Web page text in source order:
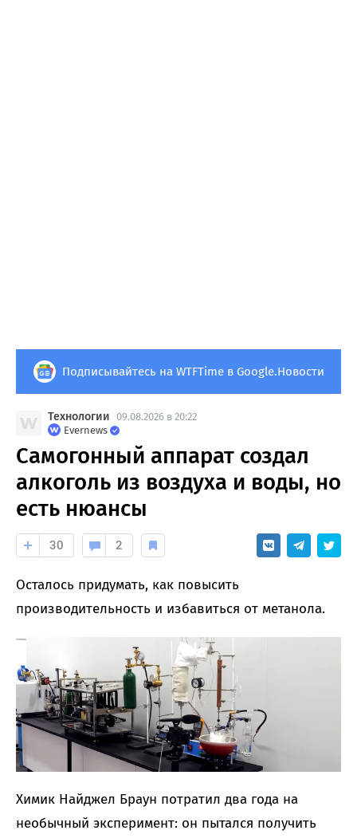
Подписывайтесь на WTFTime в Google.Новости
Технологии 09.08.2026 в 20:22
Evernews
Самогонный аппарат создал
алкоголь из воздуха и воды, но
есть нюансы
30 2
Осталось придумать, как повысить
производительность и избавиться от метанола.
Химик Найджел Браун потратил два года на
необычный эксперимент: он пытался получить